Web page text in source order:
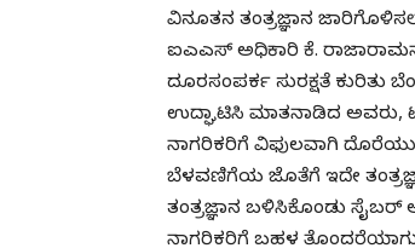
ವಿನೂತನ ತಂತ್ರಜ್ಞಾನ
ಐಎಎಸ್ ಅಧಿಕಾರಿ ಕೆ.
ದೂರಸಂಪರ್ಕ ಸುರಕ್ಷತೆ
ಉದ್ಘಾಟಿಸಿ ಮಾತನಾಡಿದ ಅವರು,
ನಾಗರಿಕರಿಗೆ ವಿಫುಲವಾಗಿ
ಬೆಳವಣಿಗೆಯ ಜೊತೆಗೆ ಇದೇ
ತಂತ್ರಜ್ಞಾನ ಬಳಿಸಿಕೊಂಡು
ನಾಗರಿಕರಿಗೆ ಬಹಳ